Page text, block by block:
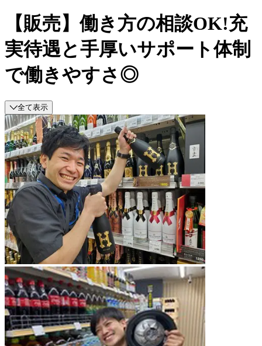
【販売】働き方の相談OK!充
実待遇と手厚いサポート体制
で働きやすさ◎
全て表示